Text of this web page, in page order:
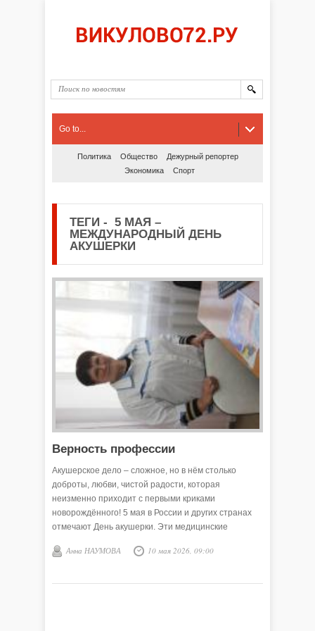
Go to...
Политика Общество
Дежурный репортер
Экономика
Спорт
ТЕГИ - 5 МАЯ –
МЕЖДУНАРОДНЫЙ ДЕНЬ
АКУШЕРКИ
Верность профессии
Акушерское дело – сложное, но в нём столько
доброты, любви, чистой радости, которая
неизменно приходит с первыми криками
новорождённого! 5 мая в России и других странах
отмечают День акушерки. Эти медицинские
нового человека.
Анна НАУМОВА 10 мая 2026, 09:00